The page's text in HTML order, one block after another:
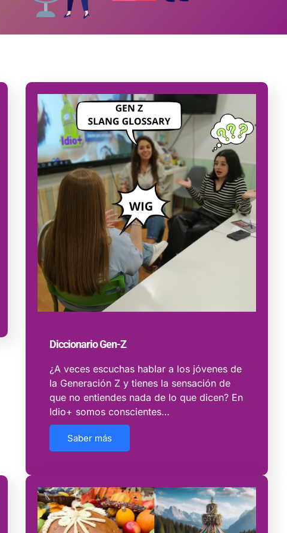
Diccionario Gen-Z
¿A veces escuchas hablar a los jóvenes de
la Generación Z y tienes la sensación de
que no entiendes nada de lo que dicen? En
Idio+ somos conscientes…
Saber más